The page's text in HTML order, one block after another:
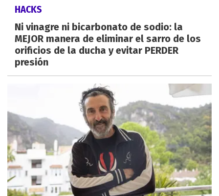
HACKS
Ni vinagre ni bicarbonato de sodio: la
MEJOR manera de eliminar el sarro de los
orificios de la ducha y evitar PERDER
presión